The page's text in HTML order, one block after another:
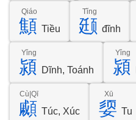
顦
Qiáo
Tiều 颋
Tǐng
đĩnh
潁
Yǐng
Dĩnh, Toánh 潁
Yǐng
顣
Cù|Qī
Túc, Xúc 媭
Xū
Tu